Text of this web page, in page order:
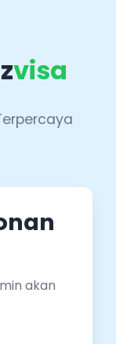
visa
akan